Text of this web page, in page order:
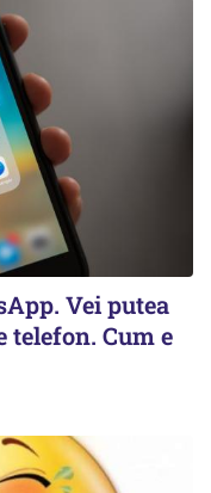
Vei putea
telefon. Cum e